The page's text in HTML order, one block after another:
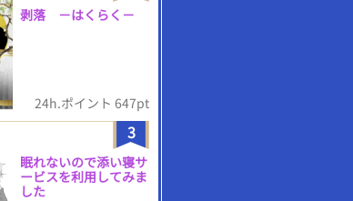
剥落 －はくらく－
24h.ポイント 647pt
3
眠れないので添い寝サ
ービスを利用してみま
した